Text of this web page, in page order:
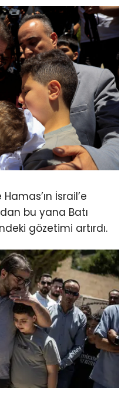
İsrail’e
bu yana Batı
gözetimi artırdı.